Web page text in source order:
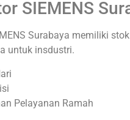
SIEMENS
Surabaya memiliki
untuk insdustri.
Pelayanan Ramah